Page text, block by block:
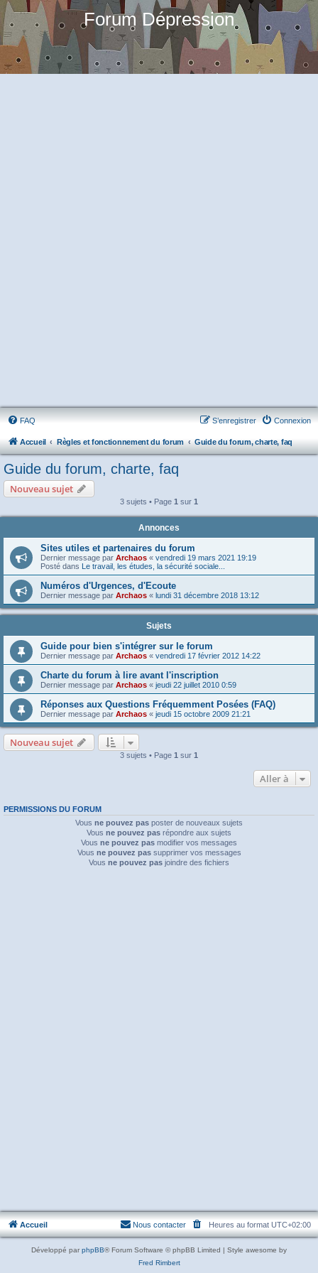
Forum Dépression
FAQ Connexion
S’enregistrer
Accueil Règles et fonctionnement du forum Guide du forum, charte, faq
Guide du forum, charte, faq
Nouveau sujet
3 sujets • Page 1 sur 1
Annonces
Sites utiles et partenaires du forum
Dernier message par Archaos « vendredi 19 mars 2021 19:19
Posté dans Le travail, les études, la sécurité sociale...
Numéros d'Urgences, d'Ecoute
Dernier message par Archaos « lundi 31 décembre 2018 13:12
Sujets
Guide pour bien s'intégrer sur le forum
Dernier message par Archaos « vendredi 17 février 2012 14:22
Charte du forum à lire avant l'inscription
Dernier message par Archaos « jeudi 22 juillet 2010 0:59
Réponses aux Questions Fréquemment Posées (FAQ)
Dernier message par Archaos « jeudi 15 octobre 2009 21:21
Nouveau sujet
3 sujets • Page 1 sur 1
Aller à
PERMISSIONS DU FORUM
Vous ne pouvez pas poster de nouveaux sujets
Vous ne pouvez pas répondre aux sujets
Vous ne pouvez pas modifier vos messages
Vous ne pouvez passupprimer vos messages
Vous ne pouvez pas joindre des fichiers
Accueil Heures au format UTC+02:00
Nous contacter
Développé par phpBB® Forum Software © phpBB Limited | Style awesome by
Fred Rimbert